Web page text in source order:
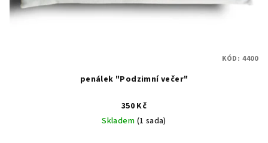
penálek "Podzimní večer"
350 Kč
Skladem (1 sada)
KÓD: 4400